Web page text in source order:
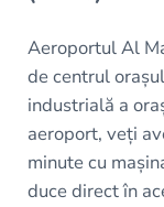
Aeroportul Al
de centrul
industrială a
aeroport, veți
minute cu
duce direct în